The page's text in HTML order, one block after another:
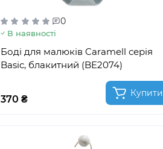
0
В наявності
Боді для малюків Caramell серія
Basic, блакитний (BE2074)
370 ₴
Купити